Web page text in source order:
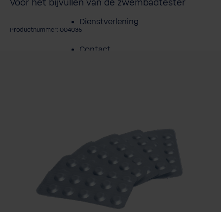
Dienstverlening
Contact
Voor het bijvullen van de zwembadtester
Productnummer: 004036